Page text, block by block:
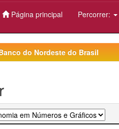
Página principal Percorrer:
do Nordeste do Brasil